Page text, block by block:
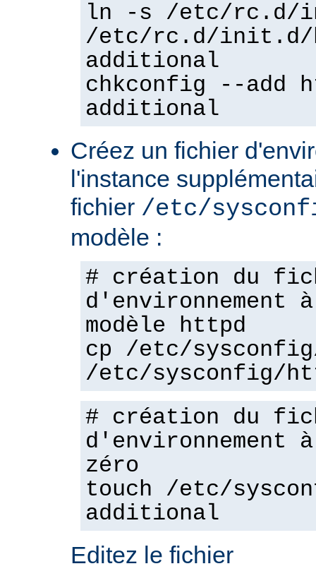
ln -s /etc/rc.d/
/etc/rc.d/init.d/
additional
chkconfig --add
additional
Créez un fichier
l'instance
fichier /etc/
modèle :
# création du
d'environnement
modèle httpd
cp /etc/
/etc/sysconfig/
# création du
d'environnement
zéro
touch /etc/
additional
Editez le fichier